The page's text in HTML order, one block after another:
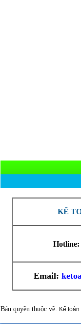
KẾ
Hotline:
Email:
Bản quyền thuộc về: Kế